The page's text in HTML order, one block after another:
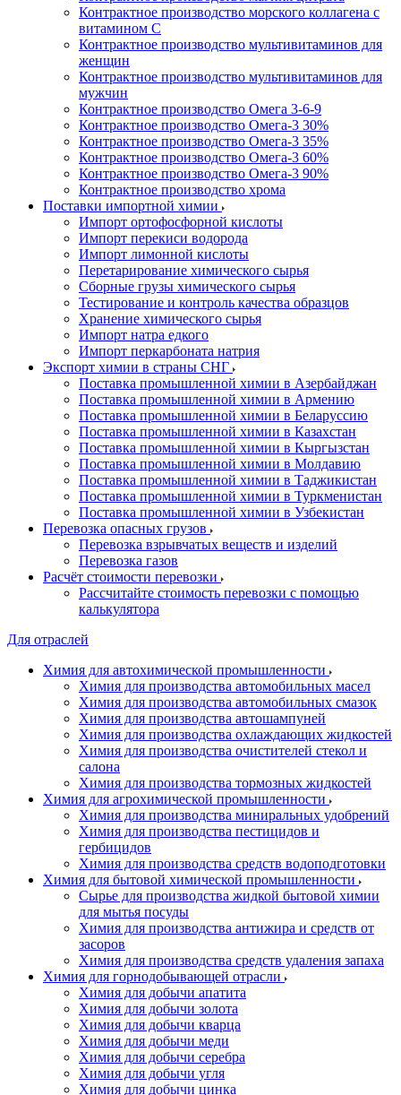
Контрактное производство морского коллагена с
витамином С
Контрактное производство мультивитаминов для
женщин
Контрактное производство мультивитаминов для
мужчин
Контрактное производство Омега 3-6-9
Контрактное производство Омега-3 30%
Контрактное производство Омега-3 35%
Контрактное производство Омега-3 60%
Контрактное производство Омега-3 90%
Контрактное производство хрома
Поставки импортной химии
Импорт ортофосфорной кислоты
Импорт перекиси водорода
Импорт лимонной кислоты
Перетарирование химического сырья
Сборные грузы химического сырья
Тестирование и контроль качества образцов
Хранение химического сырья
Импорт натра едкого
Импорт перкарбоната натрия
Экспорт химии в страны СНГ
Поставка промышленной химии в Азербайджан
Поставка промышленной химии в Армению
Поставка промышленной химии в Беларуссию
Поставка промышленной химии в Казахстан
Поставка промышленной химии в Кыргызстан
Поставка промышленной химии в Молдавию
Поставка промышленной химии в Таджикистан
Поставка промышленной химии в Туркменистан
Поставка промышленной химии в Узбекистан
Перевозка опасных грузов
Перевозка взрывчатых веществ и изделий
Перевозка газов
Расчёт стоимости перевозки
Рассчитайте стоимость перевозки с помощью
калькулятора
Для отраслей
Химия для автохимической промышленности
Химия для производства автомобильных масел
Химия для производства автомобильных смазок
Химия для производства автошампуней
Химия для производства охлаждающих жидкостей
Химия для производства очистителей стекол и
салона
Химия для производства тормозных жидкостей
Химия для агрохимической промышленности
Химия для производства миниральных удобрений
Химия для производства пестицидов и
гербицидов
Химия для производства средств водоподготовки
Химия для бытовой химической промышленности
Сырье для производства жидкой бытовой химии
для мытья посуды
Химия для производства антижира и средств от
засоров
Химия для производства средств удаления запаха
Химия для горнодобывающей отрасли
Химия для добычи апатита
Химия для добычи золота
Химия для добычи кварца
Химия для добычи меди
Химия для добычи серебра
Химия для добычи угля
Химия для добычи цинка